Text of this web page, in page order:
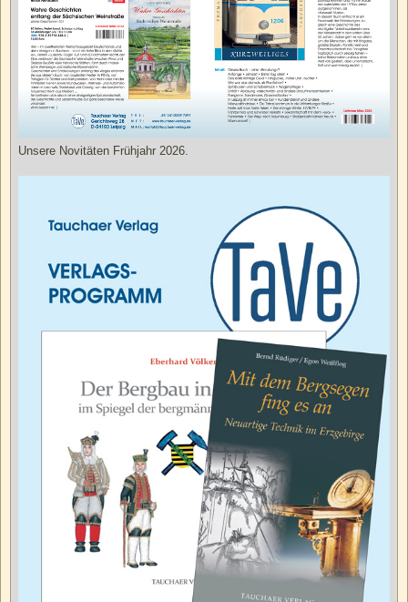
Unsere Novitäten Frühjahr 2026.